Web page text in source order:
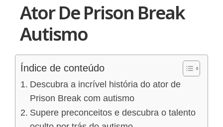
Ator De Prison Break
Autismo
Índice de conteúdo
Descubra a incrível história do ator de
Prison Break com autismo
Supere preconceitos e descubra o talento